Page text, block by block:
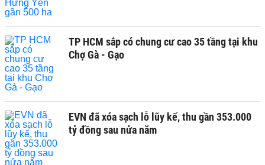
TP HCM sắp có chung cư cao 35 tầng tại khu
Chợ Gà - Gạo
EVN đã xóa sạch lỗ lũy kế, thu gần 353.000
tỷ đồng sau nửa năm